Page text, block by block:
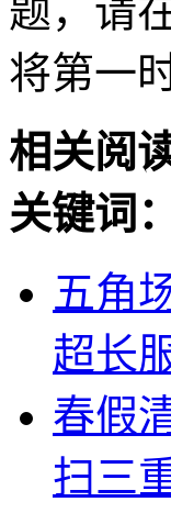
题，请
将第一
相关阅
关键词：
五角
超长
春假
扫三